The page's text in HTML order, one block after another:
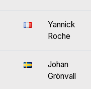
Yannick
Roche
Johan
Grönvall